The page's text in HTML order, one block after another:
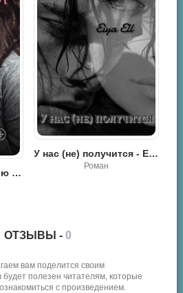
Я говорил, что люблю тебя? - Эстель Маскей
У нас (не) получится - Eiya Ell
Роман
ОТЗЫВЫ - 0
вам поделится своим
полезен читателям, которые
с произведением.